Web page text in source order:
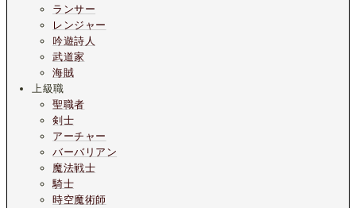
ランサー
レンジャー
吟遊詩人
武道家
海賊
上級職
聖職者
剣士
アーチャー
バーバリアン
魔法戦士
騎士
時空魔術師